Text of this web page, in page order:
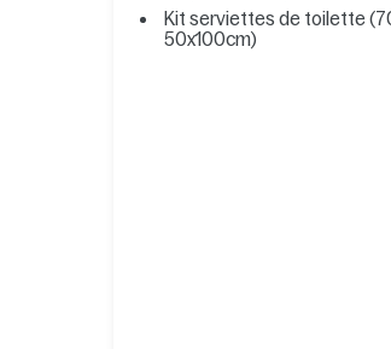
Kit serviettes de toilette
50x100cm)